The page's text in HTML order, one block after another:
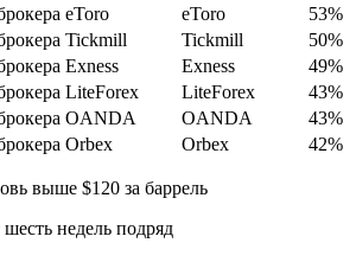
eToro
53%
Tickmill
50%
Exness
49%
LiteForex
43%
OANDA
43%
Orbex 42%